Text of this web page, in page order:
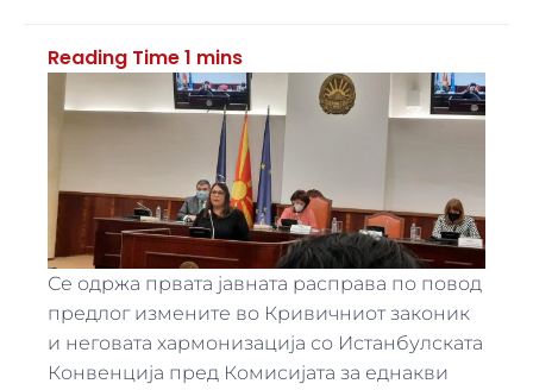
Се одржа првата јавната расправа по повод
предлог измените во Кривичниот законик
и неговата хармонизација со Истанбулската
Конвенција пред Комисијата за еднакви